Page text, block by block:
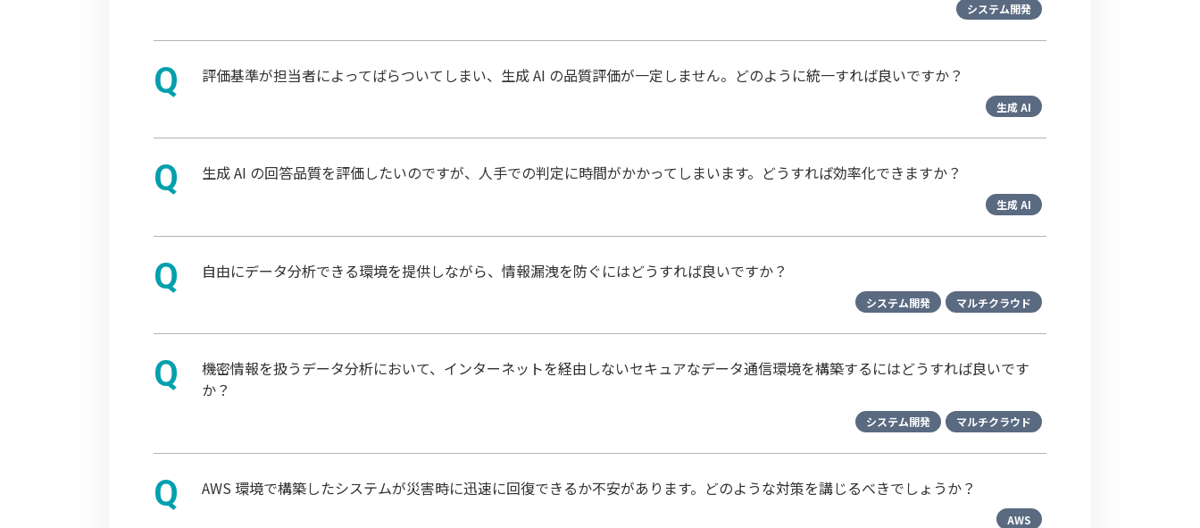
システム開発
評価基準が担当者によってばらついてしまい、生成 AI の品質評価が一定しません。どのように統一すれば良いですか？
生成 AI
生成 AI の回答品質を評価したいのですが、人手での判定に時間がかかってしまいます。どうすれば効率化できますか？
生成 AI
自由にデータ分析できる環境を提供しながら、情報漏洩を防ぐにはどうすれば良いですか？
システム開発 マルチクラウド
機密情報を扱うデータ分析において、インターネットを経由しないセキュアなデータ通信環境を構築するにはどうすれば良いです
か？
システム開発 マルチクラウド
AWS 環境で構築したシステムが災害時に迅速に回復できるか不安があります。どのような対策を講じるべきでしょうか？
AWS